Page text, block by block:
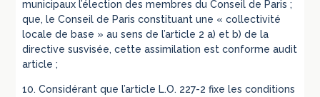
municipaux l’élection des membres du Conseil de Paris ;
que, le Conseil de Paris constituant une « collectivité
locale de base » au sens de l’article 2 a) et b) de la
directive susvisée, cette assimilation est conforme audit
article ;
10. Considérant que l’article L.O. 227-2 fixe les conditions